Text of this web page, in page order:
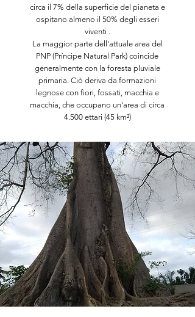
circa il 7% della superficie del pianeta e
ospitano almeno il 50% degli esseri
viventi .
La maggior parte dell'attuale area del
PNP (Príncipe Natural Park) coincide
generalmente con la foresta pluviale
primaria. Ciò deriva da formazioni
legnose con fiori, fossati, macchia e
macchia, che occupano un'area di circa
4.500 ettari (45 km²)